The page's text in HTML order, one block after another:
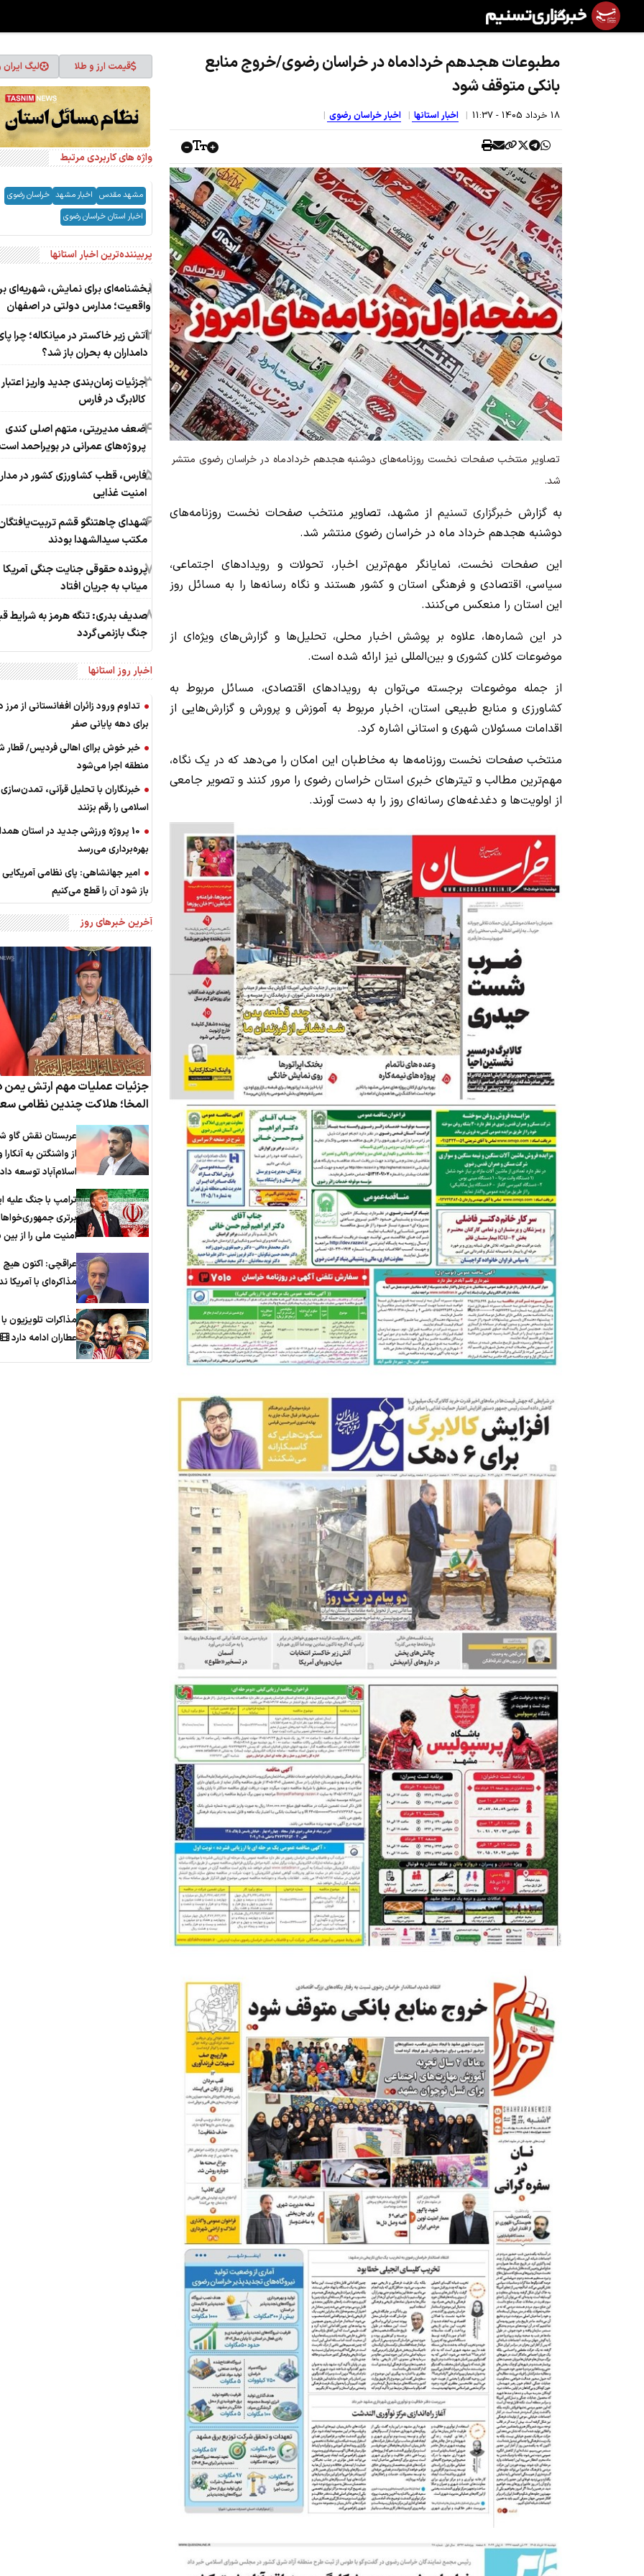
مطبوعات هجدهم خردادماه در خراسان رضوی/خروج منابع
بانکی متوقف شود
18 خرداد 1405 - 11:37 اخبار استانها اخبار خراسان رضوی
تصاویر منتخب صفحات نخست روزنامه‌های دوشنبه هجدهم خردادماه در خراسان رضوی منتشر
شد.
به گزارش خبرگزاری تسنیم از مشهد، تصاویر منتخب صفحات نخست روزنامه‌های
دوشنبه هجدهم خرداد ماه در خراسان رضوی منتشر شد.
این صفحات نخست، نمایانگر مهم‌ترین اخبار، تحولات و رویدادهای اجتماعی،
سیاسی، اقتصادی و فرهنگی استان و کشور هستند و نگاه رسانه‌ها را به مسائل روز
این استان را منعکس می‌کنند.
در این شماره‌ها، علاوه بر پوشش اخبار محلی، تحلیل‌ها و گزارش‌های ویژه‌ای از
موضوعات کلان کشوری و بین‌المللی نیز ارائه شده است.
از جمله موضوعات برجسته می‌توان به رویدادهای اقتصادی، مسائل مربوط به
کشاورزی و منابع طبیعی استان، اخبار مربوط به آموزش و پرورش و گزارش‌هایی از
اقدامات مسئولان شهری و استانی اشاره کرد.
منتخب صفحات نخست روزنامه‌ها به مخاطبان این امکان را می‌دهد که در یک نگاه،
مهم‌ترین مطالب و تیترهای خبری استان خراسان رضوی را مرور کنند و تصویر جامعی
از اولویت‌ها و دغدغه‌های رسانه‌ای روز را به دست آورند.
قیمت ارز و طلا لیگ
واژه های کاربردی مرتبط
مشهد مقدس اخبار مشهد خراسان رضوی
اخبار استان خراسان رضوی
پربیننده‌ترین اخبار استانها
1بخشنامه‌ای برای نمایش، شهریه‌ای
واقعیت؛ مدارس دولتی در اصفهان
2آتش زیر خاکستر در میانکاله؛ چرا
دامداران به بحران باز شد؟
3جزئیات زمان‌بندی جدید واریز اعتبار
کالابرگ در فارس
4ضعف مدیریتی، متهم اصلی کندی
پروژه‌های عمرانی در بویراحمد
5فارس، قطب کشاورزی کشور در مدار
امنیت غذایی
6شهدای چاهتنگو قشم
مکتب سیدالشهدا بودند
7پرونده حقوقی جنایت جنگی آمریکا
میناب به جریان افتاد
8صدیف بدری: تنگه هرمز به شرایط
جنگ بازنمی‌گردد
اخبار روز استانها
تداوم ورود زائران افغانستانی از
برای دهه پایانی صفر
خبر خوش براای اهالی‌ ‌فردیس/ قطار
منطقه اجرا می‌شود
خبرنگاران با تحلیل قرآنی،
اسلامی را رقم بزنند
10 پروژه ورزشی جدید در استان
بهره‌برداری می‌رسد
امیر جهانشاهی: پای نظامی آمریکایی
باز شود آن را قطع می‌کنیم
آخرین خبرهای روز
جزئیات عملیات مهم ارتش یمن
المخا؛ هلاکت چندین نظامی
عربستان نقش گاو
از واشنگتن به آنکارا
اسلام‌آباد توسعه
ترامپ با جنگ علیه
برتری
امنیت ملی را از بین
عراقچی: اکنون هیچ
مذاکره‌ای با آمریکا
مذاکرات تلویزیون
عطاران ادامه دارد